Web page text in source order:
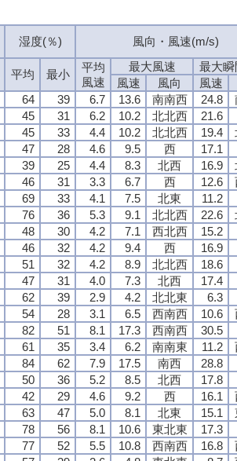
湿度(％) 風向・風速(m/s)
平均 最小
平均
風速
最大風速 最大
風速 風向 風速
64 39 6.7 13.6 南南西 24.8
45 31 6.2 10.2 北北西 21.6
45 33 4.4 10.2 北北西 19.4
47 28 4.6 9.5 西 17.1
39 25 4.4 8.3 北西 16.9
46 31 3.3 6.7 西 12.6
69 33 4.1 7.5 北東 11.2
76 36 5.3 9.1 北北西 22.6
48 30 4.2 7.1 西北西 15.2
46 32 4.2 9.4 西 16.9
51 32 4.2 8.9 北北西 18.6
47 31 4.0 7.3 北西 17.4
62 39 2.9 4.2 北北東 6.3
54 28 3.1 6.5 西南西 10.6
82 51 8.1 17.3 西南西 30.5
61 35 3.4 6.2 南南東 11.2
84 62 7.9 17.5 南西 28.8
50 36 5.2 8.5 北西 17.8
42 29 4.6 9.2 西 16.1
63 47 5.0 8.1 北東 15.1
78 56 8.1 10.6 東北東 17.3
77 52 5.5 10.8 西南西 16.8